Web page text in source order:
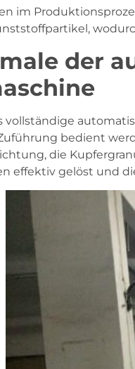
im
der
vollständige
bedient
die
effektiv gelöst und